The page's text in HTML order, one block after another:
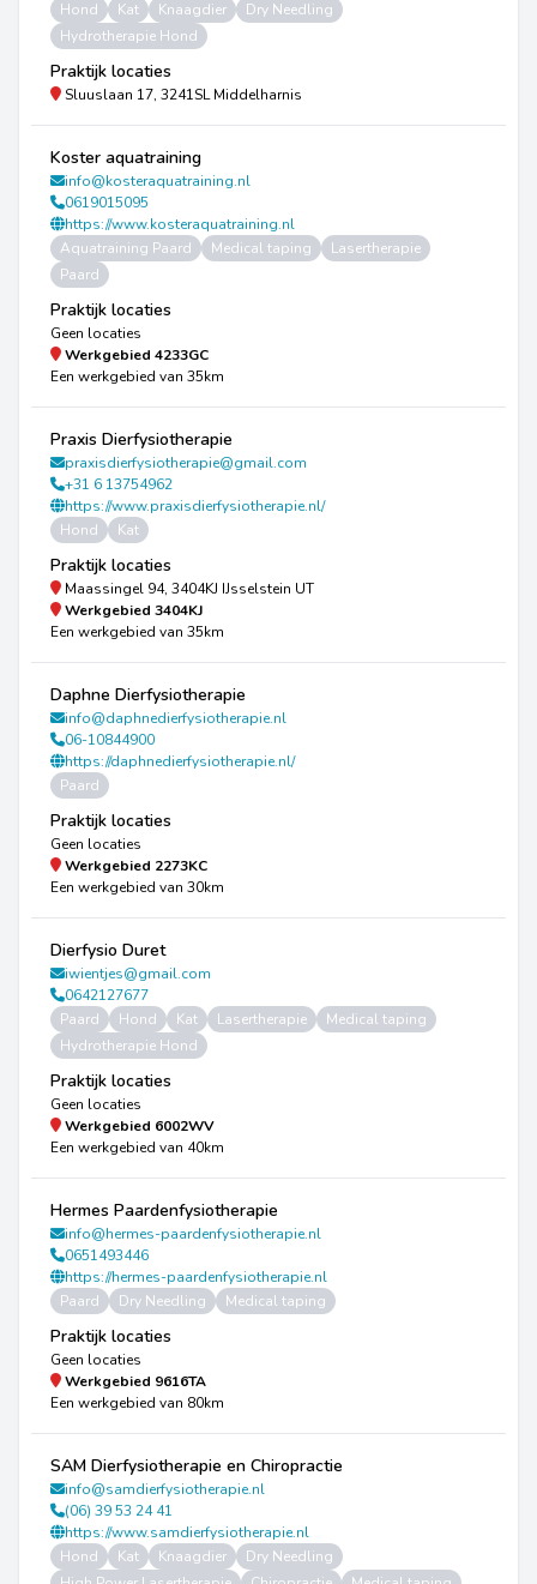
Hond Kat Knaagdier
Dry Needling
Hydrotherapie Hond
Praktijk locaties
Sluuslaan 17, 3241SL Middelharnis
Koster aquatraining
info@kosteraquatraining.nl
0619015095
https://www.kosteraquatraining.nl
Aquatraining Paard
Medical taping
Lasertherapie
Paard
Praktijk locaties
Geen locaties
Werkgebied 4233GC
Een werkgebied van 35km
Praxis Dierfysiotherapie
praxisdierfysiotherapie@gmail.com
+31 6 13754962
https://www.praxisdierfysiotherapie.nl/
Hond
Kat
Praktijk locaties
Maassingel 94, 3404KJ IJsselstein UT
Werkgebied 3404KJ
Een werkgebied van 35km
Daphne Dierfysiotherapie
info@daphnedierfysiotherapie.nl
06-10844900
https://daphnedierfysiotherapie.nl/
Paard
Praktijk locaties
Geen locaties
Werkgebied 2273KC
Een werkgebied van 30km
Dierfysio Duret
iwientjes@gmail.com
0642127677
Paard
Hond Kat Lasertherapie
Medical taping
Hydrotherapie Hond
Praktijk locaties
Geen locaties
Werkgebied 6002WV
Een werkgebied van 40km
Hermes Paardenfysiotherapie
info@hermes-paardenfysiotherapie.nl
0651493446
https://hermes-paardenfysiotherapie.nl
Paard
Dry Needling Medical taping
Praktijk locaties
Geen locaties
Werkgebied 9616TA
Een werkgebied van 80km
SAM Dierfysiotherapie en Chiropractie
info@samdierfysiotherapie.nl
(06) 39 53 24 41
https://www.samdierfysiotherapie.nl
Hond
Kat Knaagdier
Dry Needling